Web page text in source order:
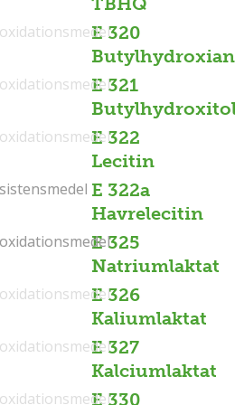
E 320
E 321
E 322
Lecitin
E 322a
Havrelecitin
E 325
Natriumlaktat
E 326
Kaliumlaktat
E 327
Kalciumlaktat
E 330